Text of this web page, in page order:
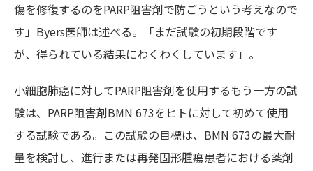
傷を修復するのをPARP阻害剤で防ごうという考えなので
す」Byers医師は述べる。「まだ試験の初期段階です
が、得られている結果にわくわくしています」。
小細胞肺癌に対してPARP阻害剤を使用するもう一方の試
験は、PARP阻害剤BMN 673をヒトに対して初めて使用
する試験である。この試験の目標は、BMN 673の最大耐
量を検討し、進行または再発固形腫瘍患者における薬剤